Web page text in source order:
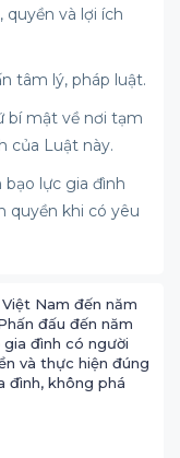
và lợi ích
tâm lý, pháp luật.
bí mật về nơi tạm
của Luật này.
lực gia đình
quyền khi có yêu
Nam đến năm
đấu đến năm
đình có người
và thực hiện đúng
đình, không phá